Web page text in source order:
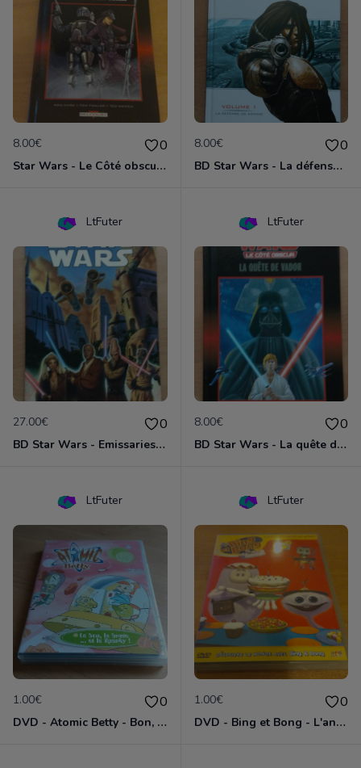
8.00€ 0
Star Wars - Le Côté obscur T01 - Jango Fett et Zam Wesell
8.00€ 0
BD Star Wars - La défense de Kamino (Clone Wars volume 1)
LtFuter
27.00€ 0
BD Star Wars - Emissaries to Malastare (VO)
LtFuter
8.00€ 0
BD Star Wars - La quête de Vador
LtFuter
1.00€ 0
DVD - Atomic Betty - Bon, brute et Sparky
LtFuter
1.00€ 0
DVD - Bing et Bong - L'anniversaire de Bong